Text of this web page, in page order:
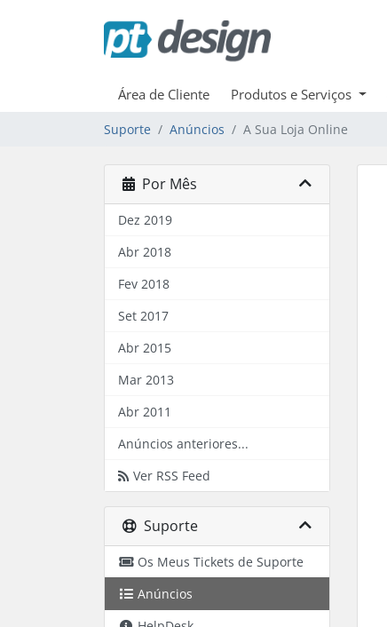
Área de Cliente Produtos e Serviços
Suporte Anúncios A Sua Loja Online
Por Mês
Dez 2019
Abr 2018
Fev 2018
Set 2017
Abr 2015
Mar 2013
Abr 2011
Anúncios anteriores...
Ver RSS Feed
Suporte
Os Meus Tickets de Suporte
Anúncios